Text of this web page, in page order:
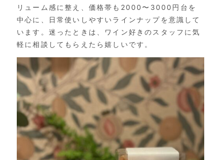
リューム感に整え、価格帯も2000〜3000円台を
中心に、日常使いしやすいラインナップを意識して
います。迷ったときは、ワイン好きのスタッフに気
軽に相談してもらえたら嬉しいです。